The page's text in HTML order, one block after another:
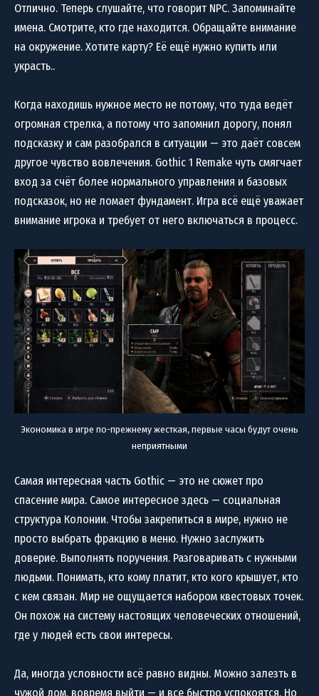
Отлично. Теперь слушайте, что говорит NPC. Запоминайте
имена. Смотрите, кто где находится. Обращайте внимание
на окружение. Хотите карту? Её ещё нужно купить или
украсть..
Когда находишь нужное место не потому, что туда ведёт
огромная стрелка, а потому что запомнил дорогу, понял
подсказку и сам разобрался в ситуации — это даёт совсем
другое чувство вовлечения. Gothic 1 Remake чуть смягчает
вход за счёт более нормального управления и базовых
подсказок, но не ломает фундамент. Игра всё ещё уважает
внимание игрока и требует от него включаться в процесс.
Экономика в игре по-прежнему жесткая, первые часы будут очень
неприятными
Самая интересная часть Gothic — это не сюжет про
спасение мира. Самое интересное здесь — социальная
структура Колонии. Чтобы закрепиться в мире, нужно не
просто выбрать фракцию в меню. Нужно заслужить
доверие. Выполнять поручения. Разговаривать с нужными
людьми. Понимать, кто кому платит, кто кого крышует, кто
с кем связан. Мир не ощущается набором квестовых точек.
Он похож на систему настоящих человеческих отношений,
где у людей есть свои интересы.
Да, иногда условности всё равно видны. Можно залезть в
чужой дом, вовремя выйти — и все быстро успокоятся. Но